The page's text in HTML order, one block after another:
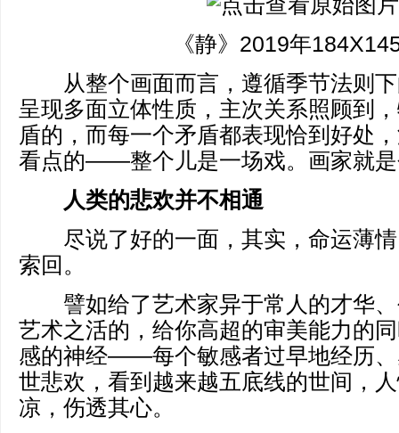
《静》2019年
从整个画面而言，遵循季节法则下
呈现多面立体性质，主次关系照顾到
盾的，而每一个矛盾都表现恰到好处
看点的——整个儿是一场戏。画家就
人类的悲欢并不相通
尽说了好的一面，其实，命运薄情
索回。
譬如给了艺术家异于常人的才华、
艺术之活的，给你高超的审美能力的
感的神经——每个敏感者过早地经历
世悲欢，看到越来越五底线的世间，
凉，伤透其心。